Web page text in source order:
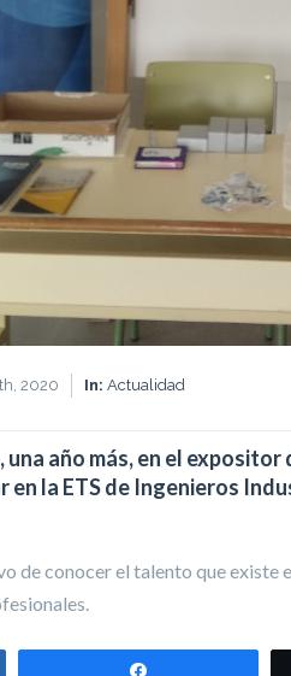
2020 In: Actualidad
año más, en el
la ETS de Ingenieros
de conocer el talento que